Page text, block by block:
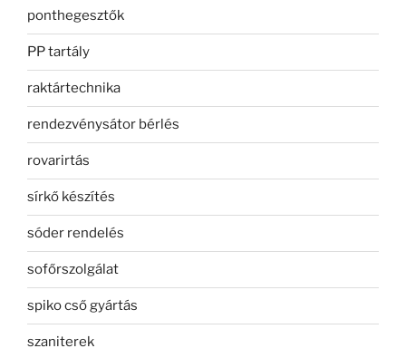
ponthegesztők
PP tartály
raktártechnika
rendezvénysátor bérlés
rovarirtás
sírkő készítés
sóder rendelés
sofőrszolgálat
spiko cső gyártás
szaniterek